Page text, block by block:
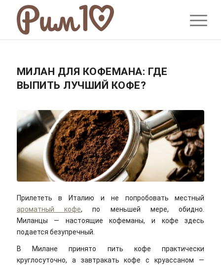
МИЛАН ДЛЯ КОФЕМАНА: ГДЕ
ВЫПИТЬ ЛУЧШИЙ КОФЕ?
Прилететь в Италию и не попробовать местный
ароматный кофе, по меньшей мере, обидно.
Миланцы — настоящие кофеманы, и кофе здесь
подается безупречный.
В Милане принято пить кофе практически
круглосуточно, а завтракать кофе с круассаном —